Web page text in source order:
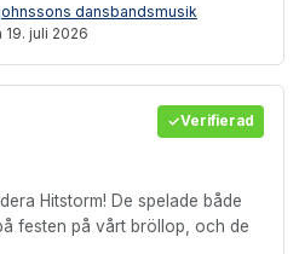
dansbandsmusik
19. juli 2026
Verifierad
Hitstorm! De spelade både
festen på vårt bröllop, och de